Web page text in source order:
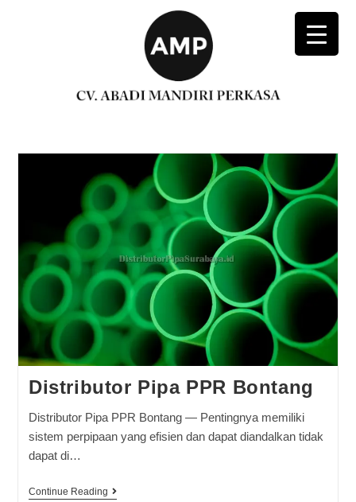
Distributor Pipa PPR Bontang
Distributor Pipa PPR Bontang — Pentingnya memiliki
sistem perpipaan yang efisien dan dapat diandalkan tidak
dapat di…
Continue Reading